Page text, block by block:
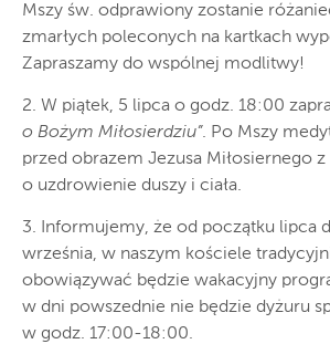
Mszy św. odprawiony zostanie
zmarłych poleconych na kartkach
Zapraszamy do wspólnej modlitwy!
2. W piątek, 5 lipca o godz. 18:00
o Bożym Miłosierdziu”. Po Mszy
przed obrazem Jezusa Miłosiernego
o uzdrowienie duszy i ciała.
3. Informujemy, że od początku lipca
września, w naszym kościele
obowiązywać będzie wakacyjny
w dni powszednie nie będzie dyżuru
w godz. 17:00-18:00.